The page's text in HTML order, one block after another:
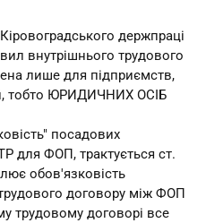
держпраці
внутрішнього трудового
лише для підприємств,
тобто ЮРИДИЧНИХ ОСІБ
посадових
для ФОП, трактується ст.
обов'язковість
договору між ФОП
трудовому договорі все